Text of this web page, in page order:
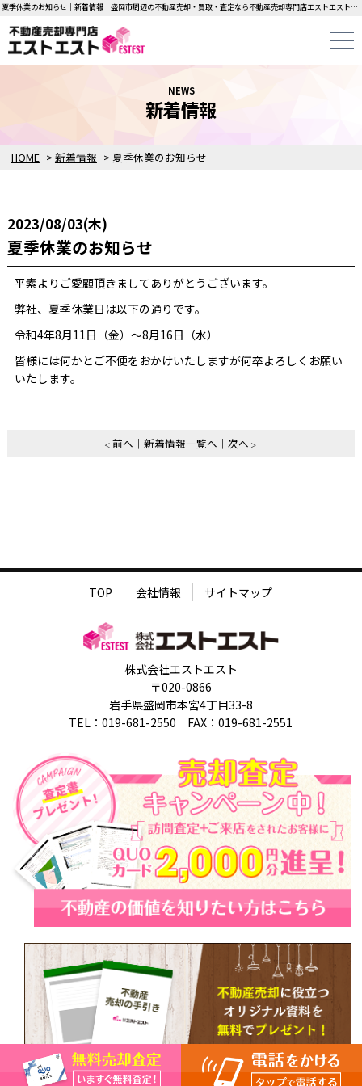
夏季休業のお知らせ｜新着情報｜盛岡市周辺の不動産売却・買取・査定なら不動産売却専門店エストエストにお任せください！中古一戸建て・マンション・土地の即日無料査定・即金買取を行っています！
NEWS
新着情報
HOME > 新着情報 > 夏季休業のお知らせ
2023/08/03(木)
夏季休業のお知らせ
平素よりご愛顧頂きましてありがとうございます。
弊社、夏季休業日は以下の通りです。
令和4年8月11日（金）～8月16日（水）
皆様には何かとご不便をおかけいたしますが何卒よろしくお願い
いたします。
前へ 新着情報一覧へ 次へ
TOP 会社情報 サイトマップ
株式会社エストエスト
〒020-0866
岩手県盛岡市本宮4丁目33-8
TEL：019-681-2550 FAX：019-681-2551